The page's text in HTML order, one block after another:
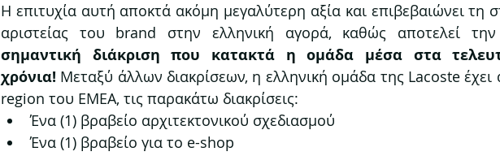
Η επιτυχία αυτή αποκτά ακόμη μεγαλύτερη αξία και επιβεβαιώνει τη
αριστείας του brand στην ελληνική αγορά, καθώς αποτελεί
σημαντική διάκριση που κατακτά η ομάδα μέσα στα
χρόνια! Μεταξύ άλλων διακρίσεων, η ελληνική ομάδα της Lacoste
region του ΕΜΕΑ, τις παρακάτω διακρίσεις:
Ένα (1) βραβείο αρχιτεκτονικού σχεδιασμού
Ένα (1) βραβείο για το e-shop